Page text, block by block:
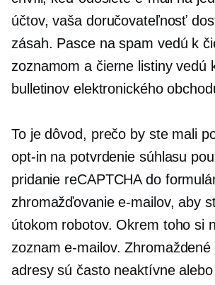
účtov, vaša doručovateľnosť
zásah. Pasce na spam vedú k
zoznamom a čierne listiny vedú
bulletinov elektronického
To je dôvod, prečo by ste mali
opt-in na potvrdenie súhlasu
pridanie reCAPTCHA do
zhromažďovanie e-mailov, aby
útokom robotov. Okrem toho si
zoznam e-mailov. Zhromaždené
adresy sú často neaktívne